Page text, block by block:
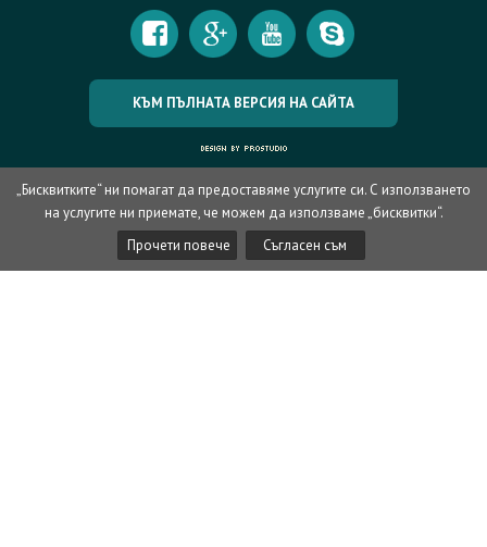
КЪМ ПЪЛНАТА ВЕРСИЯ НА САЙТА
„Бисквитките“ ни помагат да предоставяме услугите си. С използването
на услугите ни приемате, че можем да използваме „бисквитки“.
Прочети повече
Съгласен съм